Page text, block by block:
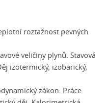
roztažnost pevných
veličiny plynů. Stavová
izotermický, izobarický,
zákon. Práce